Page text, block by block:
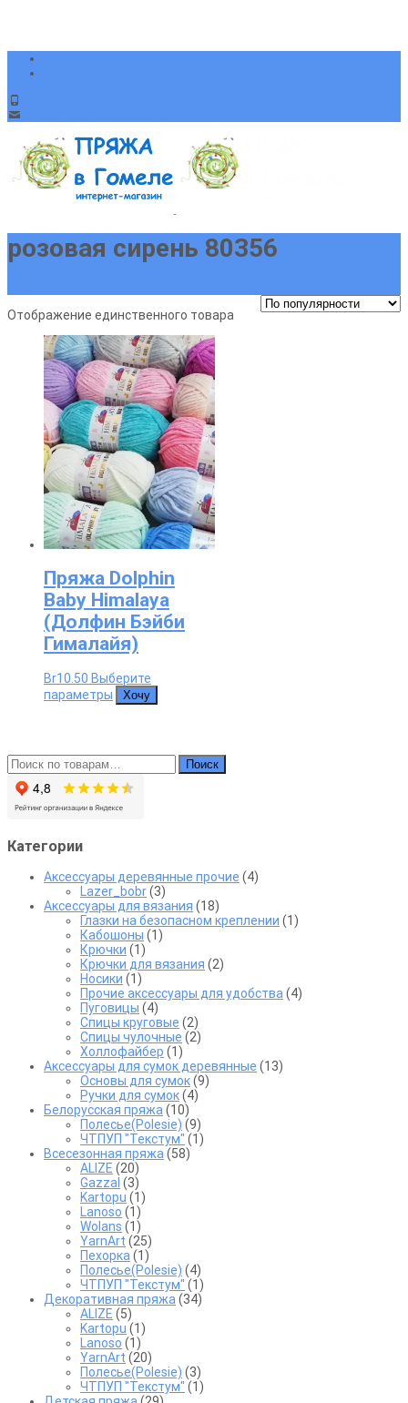
розовая сирень 80356
Отображение единственного товара
Пряжа Dolphin
Baby Himalaya
(Долфин Бэйби
Гималайя)
Br10.50 Выберите
параметры Этот
товар
Опции
можно
выбрать
на
Хочу
Искать: Поиск
Категории
Аксессуары деревянные прочие (4)
Lazer_bobr(3)
Аксессуары для вязания (18)
Глазки на безопасном креплении (1)
Кабошоны (1)
Крючки (1)
Крючки для вязания (2)
Носики (1)
Прочие аксессуары для удобства (4)
Пуговицы (4)
Спицы круговые (2)
Спицы чулочные (2)
Холлофайбер (1)
Аксессуары для сумок деревянные (13)
Основы для сумок(9)
Ручки для сумок(4)
Белорусская пряжа (10)
Полесье(Polesie) (9)
ЧТПУП "Текстум" (1)
Всесезонная пряжа (58)
ALIZE (20)
Gazzal (3)
Kartopu (1)
Lanoso (1)
Wolans (1)
YarnArt (25)
Пехорка (1)
Полесье(Polesie) (4)
ЧТПУП "Текстум" (1)
Декоративная пряжа (34)
ALIZE (5)
Kartopu (1)
Lanoso (1)
YarnArt (20)
Полесье(Polesie) (3)
ЧТПУП "Текстум" (1)